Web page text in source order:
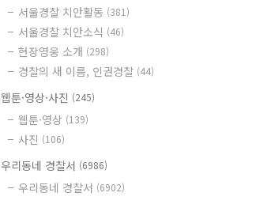
서울경찰 치안활동 (381)
서울경찰 치안소식 (46)
현장영웅 소개 (298)
경찰의 새 이름, 인권경찰 (44)
웹툰·영상·사진 (245)
웹툰·영상 (139)
사진 (106)
우리동네 경찰서 (6986)
우리동네 경찰서 (6902)